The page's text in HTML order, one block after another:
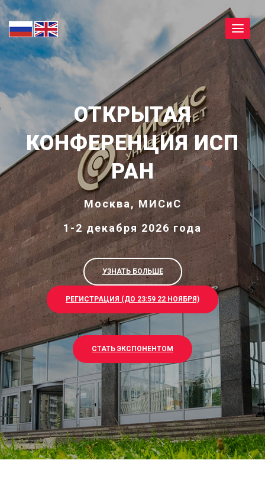
Toggle
ОТКРЫТАЯ
КОНФЕРЕНЦИЯ ИСП
РАН
Москва, МИСиС
1-2 декабря 2026 года
УЗНАТЬ БОЛЬШЕ
РЕГИСТРАЦИЯ (ДО 23:59 22 НОЯБРЯ)
СТАТЬ ЭКСПОНЕНТОМ